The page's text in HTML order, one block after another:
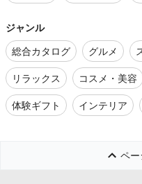
ジャンル
総合カタログ
グルメ
リラックス
コスメ・美容
体験ギフト
インテリア
ペ